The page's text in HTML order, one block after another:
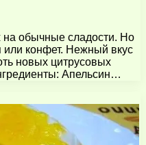
обычные сладости. Но
или конфет. Нежный вкус
новых цитрусовых
Апельсин…